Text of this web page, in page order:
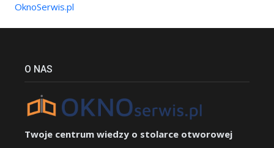
OknoSerwis.pl
O NAS
Twoje centrum wiedzy o stolarce otworowej